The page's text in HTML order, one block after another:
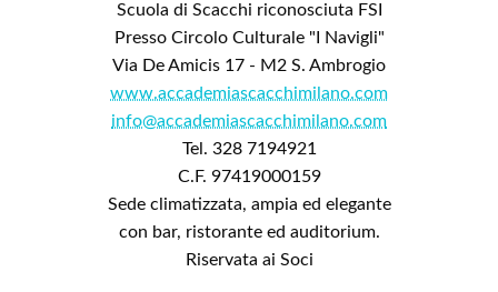
Scuola di Scacchi riconosciuta FSI
Presso Circolo Culturale "I Navigli"
Via De Amicis 17 - M2 S. Ambrogio
www.accademiascacchimilano.com
info@accademiascacchimilano.com
Tel. 328 7194921
C.F. 97419000159
Sede climatizzata, ampia ed elegante
con bar, ristorante ed auditorium.
Riservata ai Soci